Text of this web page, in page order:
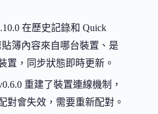
在歷史記錄和 Quick
簿內容來自哪台裝置、是
置，同步狀態即時更新。
重建了裝置連線機制，
對會失效，需要重新配對。